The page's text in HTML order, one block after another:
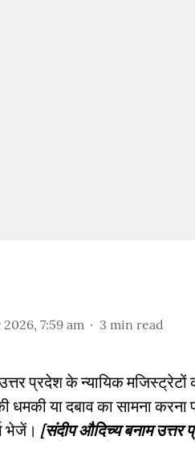
2026, 7:59 am 3 min read
उत्तर प्रदेश के न्यायिक
या दबाव का सामना करना
भेजें। [संदीप औदिच्य बनाम उत्तर